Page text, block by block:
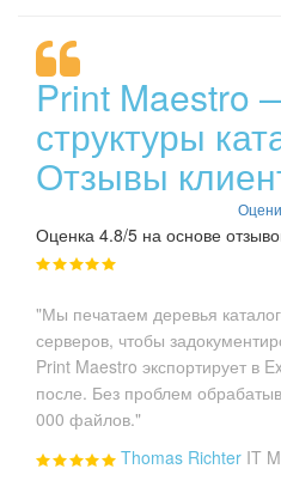
Print Maestro
структуры
Отзывы
Оценка 4.8/5 на основе
"Мы печатаем деревья
серверов, чтобы
Print Maestro экспортирует в
после. Без проблем
000 файлов."
Thomas Richter IT